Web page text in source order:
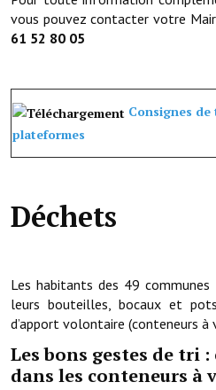
Village d'art
Une église dans l'église
Fressin, cité verte et tourisme
Fressin, lauréat village fleuri
Les foulées Fressinoises
Le parcours cyclo le soleil de
Acteurs du tourisme
vous pouvez contacter votre
61 52 80 05
Consignes
plateformes
Déchets
Les habitants des 49
leurs bouteilles, bocaux et
d’apport volontaire (conteneurs à
Les bons gestes de tri
dans les conteneurs à